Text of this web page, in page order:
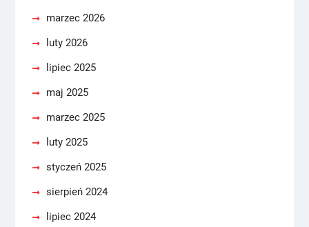
marzec 2026
luty 2026
lipiec 2025
maj 2025
marzec 2025
luty 2025
styczeń 2025
sierpień 2024
lipiec 2024